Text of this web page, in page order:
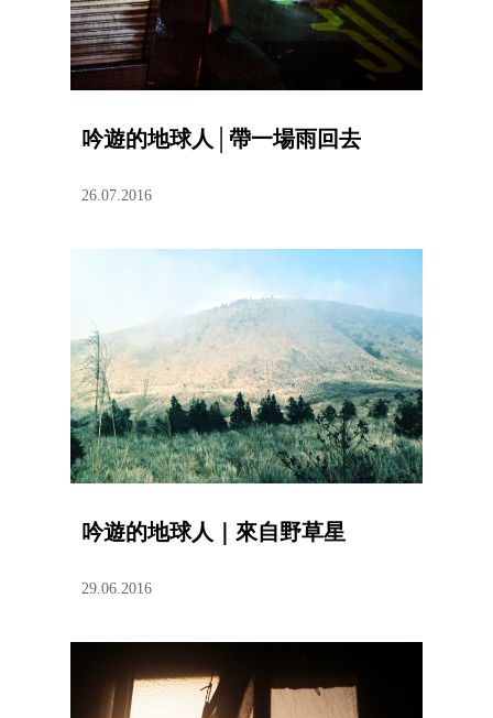
吟遊的地球人│帶一場雨回去
26.07.2016
吟遊的地球人｜來自野草星
29.06.2016